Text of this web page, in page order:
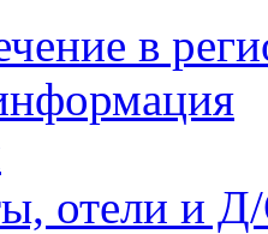
в
отели и